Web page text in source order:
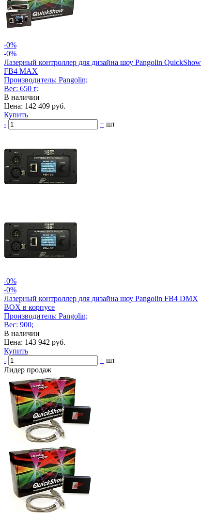
-0%
-0%
Лазерный контроллер для дизайна шоу Pangolin QuickShow
FB4 MAX
Производитель: Pangolin;
Вес: 650 г;
В наличии
Цена: 142 409 руб.
Купить
-
+ шт
-0%
-0%
Лазерный контроллер для дизайна шоу Pangolin FB4 DMX
BOX в корпусе
Производитель: Pangolin;
Вес: 900;
В наличии
Цена: 143 942 руб.
Купить
-
+ шт
Лидер продаж